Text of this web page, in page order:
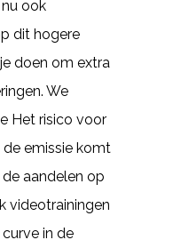
ook
dit hogere
doen om extra
We
Het risico voor
emissie komt
aandelen op
videotrainingen
in de